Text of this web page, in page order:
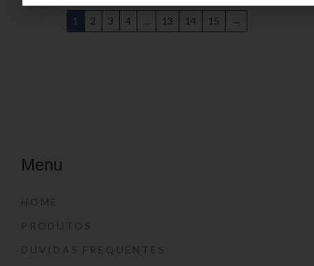
1 2 3 4 … 13 14 15 →
Menu
HOME
PRODUTOS
DÚVIDAS FREQUENTES